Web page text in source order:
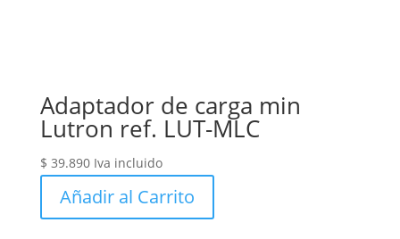
Adaptador de carga min
Lutron ref. LUT-MLC
$ 39.890 Iva incluido
Añadir al Carrito